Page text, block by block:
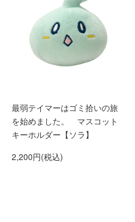
最弱テイマーはゴミ拾いの旅
を始めました。 マスコット
キーホルダー【ソラ】
2,200円(税込)